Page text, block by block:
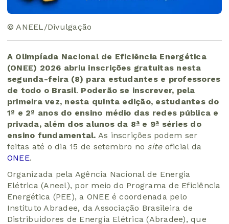
© ANEEL/Divulgação
A Olimpíada Nacional de Eficiência Energética
(ONEE) 2026 abriu inscrições gratuitas nesta
segunda-feira (8) para estudantes e professores
de todo o Brasil. Poderão se inscrever, pela
primeira vez, nesta quinta edição, estudantes do
1º e 2º anos do ensino médio das redes pública e
privada, além dos alunos da 8ª e 9ª séries do
ensino fundamental. As inscrições podem ser
feitas até o dia 15 de setembro no siteoficial da
ONEE.
Organizada pela Agência Nacional de Energia
Elétrica (Aneel), por meio do Programa de Eficiência
Energética (PEE), a ONEE é coordenada pelo
Instituto Abradee, da Associação Brasileira de
Distribuidores de Energia Elétrica (Abradee), que